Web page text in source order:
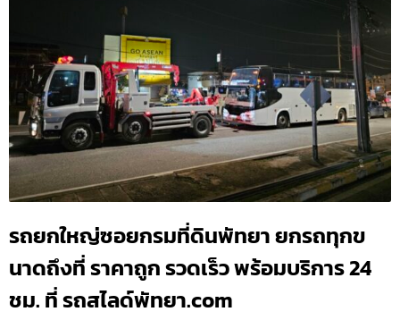
รถยกใหญ่ซอยกรมที่ดินพัทยา ยกรถทุกข
นาดถึงที่ ราคาถูก รวดเร็ว พร้อมบริการ 24
ชม. ที่ รถสไลด์พัทยา.com